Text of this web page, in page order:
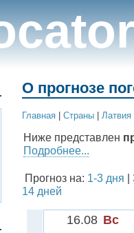
О прогнозе
Главная | Cтраны | Латвия
Ниже представлен
Подробнее...
Прогноз на: 1-3 дня |
14 дней
16.08 Вс